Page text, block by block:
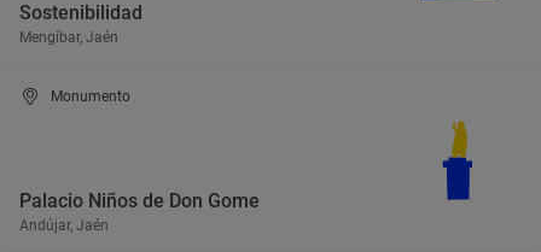
Sostenibilidad
Mengíbar, Jaén
Monumento
Palacio Niños de Don Gome
Andújar, Jaén